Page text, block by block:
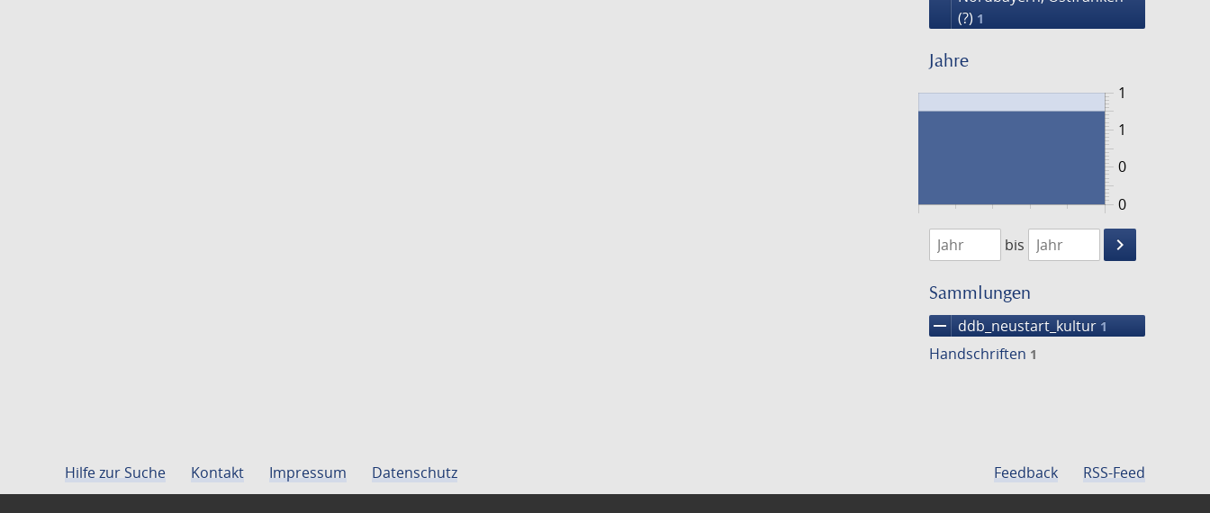
(?) 1
Jahre
0
1
0
1
1474
1475
bis
keyboard_arrow_right
Suche
Sammlungen
remove ddb_neustart_kultur 1
Handschriften 1
Hilfe zur Suche Kontakt Impressum Datenschutz Feedback RSS-Feed